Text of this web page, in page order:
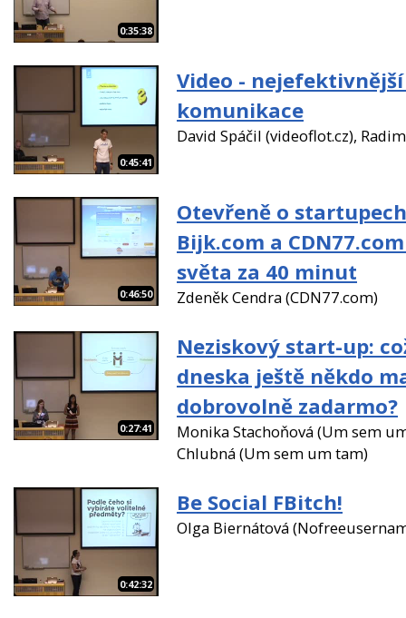
0:35:38
0:45:41
Video -
komunikace
David Spáčil (videoflot.cz),
0:46:50
Otevřeně o
Bijk.com a
světa za 40 minut
Zdeněk Cendra (CDN77.com)
0:27:41
Neziskový start-up:
dneska ještě někdo
dobrovolně zadarmo?
Monika Stachoňová (Um sem
Chlubná (Um sem um tam)
0:42:32
Be Social FBitch!
Olga Biernátová